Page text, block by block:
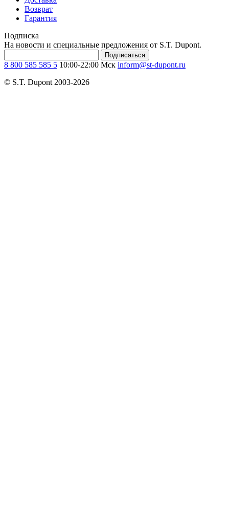
Возврат
Гарантия
Подписка
На новости и специальные предложения от S.T. Dupont.
Подписаться
8 800 585 585 5 10:00-22:00 Мск inform@st-dupont.ru
© S.T. Dupont 2003-2026